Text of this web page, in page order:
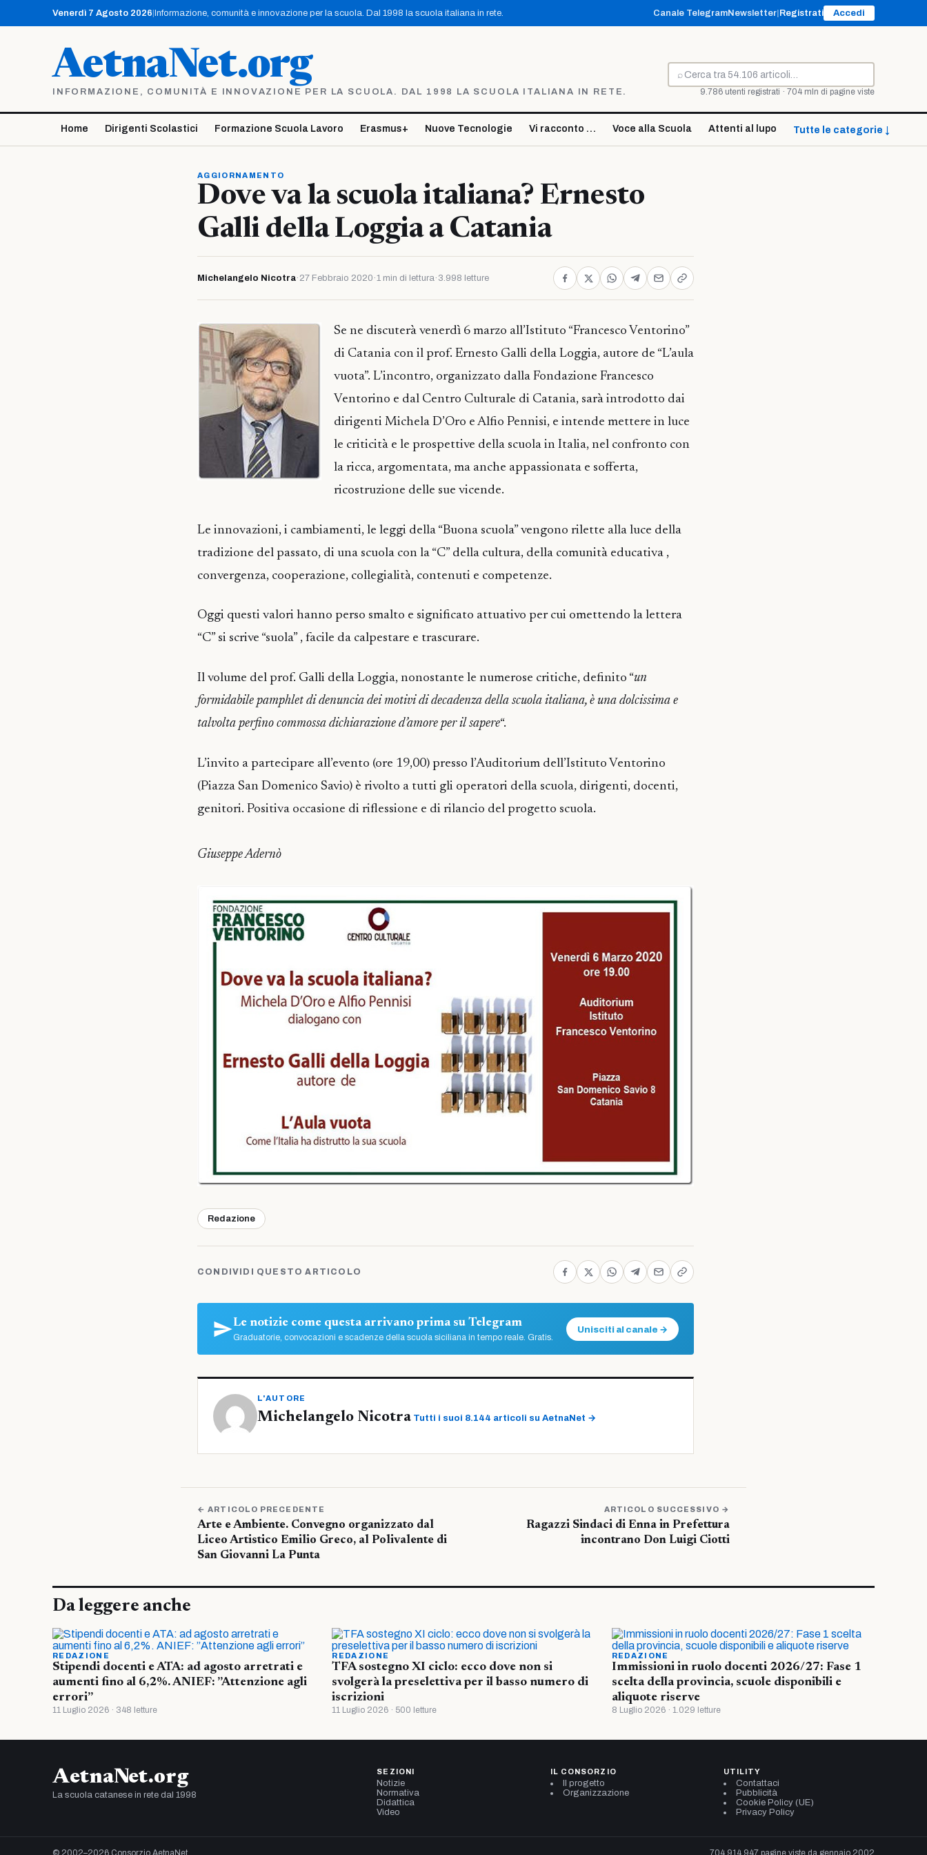
contenuto
Venerdì 7 Agosto 2026 Informazione, comunità e innovazione per la scuola. Dal 1998 la scuola italiana in rete. Canale TelegramNewsletter Registrati Accedi
AetnaNet.org
INFORMAZIONE, COMUNITÀ E INNOVAZIONE PER LA SCUOLA. DAL 1998 LA SCUOLA ITALIANA IN RETE.
⌕
Cerca
9.786 utenti registrati · 704 mln di pagine viste
Home Dirigenti Scolastici Formazione Scuola Lavoro Erasmus+ Nuove Tecnologie Vi racconto … Voce alla Scuola Attenti al lupo Tutte le categorie ↓
AGGIORNAMENTO
Dove va la scuola italiana? Ernesto
Galli della Loggia a Catania
Michelangelo Nicotra· 27 Febbraio 2020 ·1 min di lettura· 3.998 letture
Se ne discuterà venerdì 6 marzo all’Istituto “Francesco Ventorino”
di Catania con il prof. Ernesto Galli della Loggia, autore de “L’aula
vuota”. L’incontro, organizzato dalla Fondazione Francesco
Ventorino e dal Centro Culturale di Catania, sarà introdotto dai
dirigenti Michela D’Oro e Alfio Pennisi, e intende mettere in luce
le criticità e le prospettive della scuola in Italia, nel confronto con
la ricca, argomentata, ma anche appassionata e sofferta,
ricostruzione delle sue vicende.
Le innovazioni, i cambiamenti, le leggi della “Buona scuola” vengono rilette alla luce della
tradizione del passato, di una scuola con la “C” della cultura, della comunità educativa ,
convergenza, cooperazione, collegialità, contenuti e competenze.
Oggi questi valori hanno perso smalto e significato attuativo per cui omettendo la lettera
“C” si scrive “suola” , facile da calpestare e trascurare.
Il volume del prof. Galli della Loggia, nonostante le numerose critiche, definito “un
formidabile pamphlet di denuncia dei motivi di decadenza della scuola italiana, è una dolcissima e
talvolta perfino commossa dichiarazione d’amore per il sapere“.
L’invito a partecipare all’evento (ore 19,00) presso l’Auditorium dell’Istituto Ventorino
(Piazza San Domenico Savio) è rivolto a tutti gli operatori della scuola, dirigenti, docenti,
genitori. Positiva occasione di riflessione e di rilancio del progetto scuola.
Giuseppe Adernò
Redazione
CONDIVIDI QUESTO ARTICOLO
Le notizie come questa arrivano prima su Telegram
Graduatorie, convocazioni e scadenze della scuola siciliana in tempo reale. Gratis.
Unisciti al canale →
L'AUTORE
Michelangelo Nicotra Tutti i suoi 8.144 articoli su AetnaNet →
← ARTICOLO PRECEDENTE
Arte e Ambiente. Convegno organizzato dal
Liceo Artistico Emilio Greco, al Polivalente di
San Giovanni La Punta
ARTICOLO SUCCESSIVO →
Ragazzi Sindaci di Enna in Prefettura
incontrano Don Luigi Ciotti
Da leggere anche
REDAZIONE
Stipendi docenti e ATA: ad agosto arretrati e
aumenti fino al 6,2%. ANIEF: ”Attenzione agli
errori”
11 Luglio 2026 · 348 letture
REDAZIONE
TFA sostegno XI ciclo: ecco dove non si
svolgerà la preselettiva per il basso numero di
iscrizioni
11 Luglio 2026 · 500 letture
REDAZIONE
Immissioni in ruolo docenti 2026/27: Fase 1
scelta della provincia, scuole disponibili e
aliquote riserve
8 Luglio 2026 · 1.029 letture
AetnaNet.org
La scuola catanese in rete dal 1998
SEZIONI
Notizie
Normativa
Didattica
Video
IL CONSORZIO
Il progetto
Organizzazione
UTILITY
Contattaci
Pubblicità
Cookie Policy (UE)
Privacy Policy